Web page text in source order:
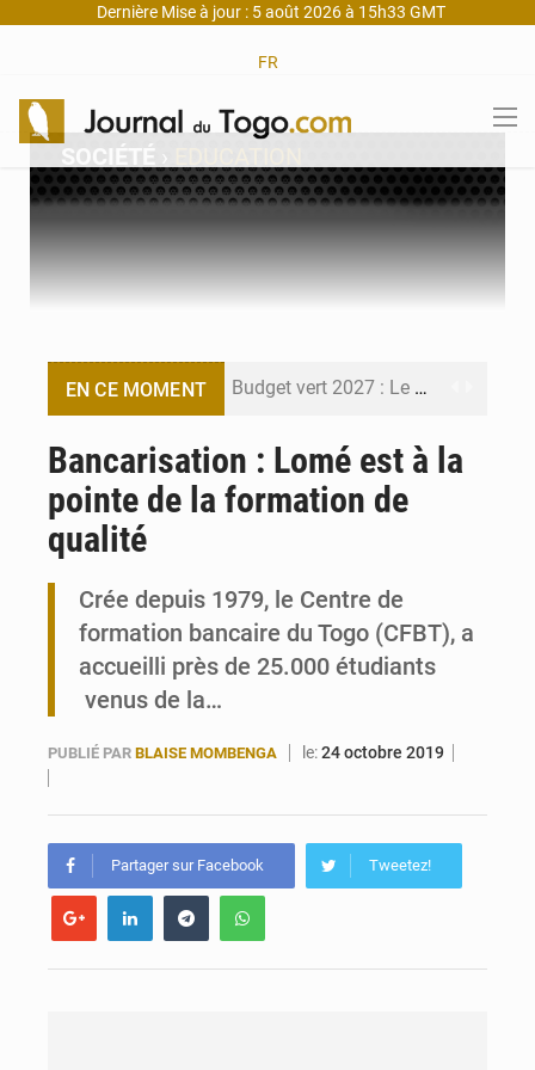
Dernière Mise à jour : 5 août 2026 à 15h33 GMT
FR
SOCIÉTÉ ›
EN CE MOMENT Budget vert 2027 : Le ministère de l’Économie forme ses cadres à Lomé
Travail domestique non rémunéré : à Saly, l’Afrique veut en mesurer la valeur
Bancarisation : Lomé est à la
pointe de la formation de
qualité
Crée depuis 1979, le Centre de
formation bancaire du Togo (CFBT), a
accueilli près de 25.000 étudiants
venus de la…
PUBLIÉ PAR BLAISE MOMBENGA le:24 octobre 2019
Partager sur Facebook Tweetez!